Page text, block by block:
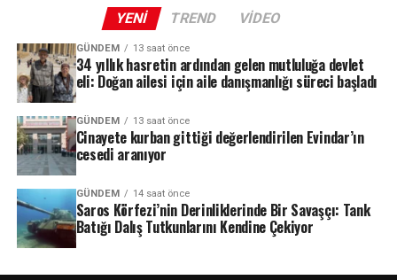
YENI TREND VIDEO
GÜNDEM 13 saat önce
34 yıllık hasretin ardından gelen mutluluğa devlet
eli: Doğan ailesi için aile danışmanlığı süreci başladı
GÜNDEM 13 saat önce
Cinayete kurban gittiği değerlendirilen Evindar’ın
cesedi aranıyor
GÜNDEM 14 saat önce
Saros Körfezi’nin Derinliklerinde Bir Savaşçı: Tank
Batığı Dalış Tutkunlarını Kendine Çekiyor